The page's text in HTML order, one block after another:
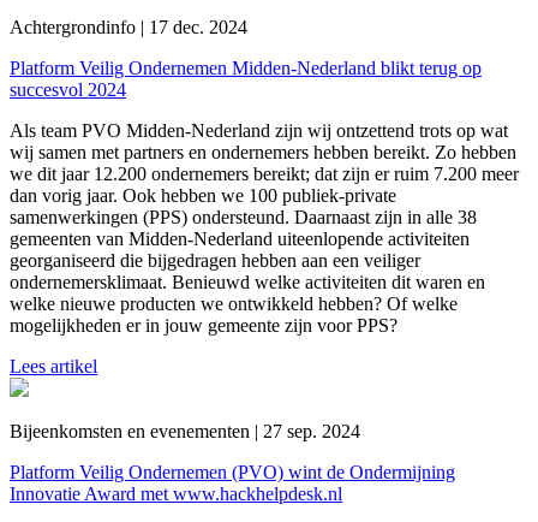
Achtergrondinfo | 17 dec. 2024
Platform Veilig Ondernemen Midden-Nederland blikt terug op
succesvol 2024
Als team PVO Midden-Nederland zijn wij ontzettend trots op wat
wij samen met partners en ondernemers hebben bereikt. Zo hebben
we dit jaar 12.200 ondernemers bereikt; dat zijn er ruim 7.200 meer
dan vorig jaar. Ook hebben we 100 publiek-private
samenwerkingen (PPS) ondersteund. Daarnaast zijn in alle 38
gemeenten van Midden-Nederland uiteenlopende activiteiten
georganiseerd die bijgedragen hebben aan een veiliger
ondernemersklimaat. Benieuwd welke activiteiten dit waren en
welke nieuwe producten we ontwikkeld hebben? Of welke
mogelijkheden er in jouw gemeente zijn voor PPS?
Lees artikel
Bijeenkomsten en evenementen | 27 sep. 2024
Platform Veilig Ondernemen (PVO) wint de Ondermijning
Innovatie Award met www.hackhelpdesk.nl